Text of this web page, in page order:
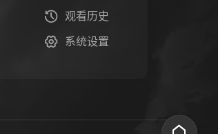
观看历史
系统设置